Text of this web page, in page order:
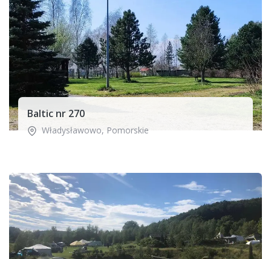
Baltic nr 270
Władysławowo, Pomorskie